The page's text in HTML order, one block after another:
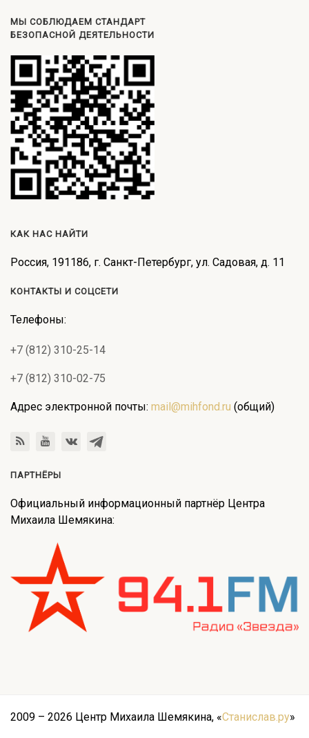
МЫ СОБЛЮДАЕМ СТАНДАРТ
БЕЗОПАСНОЙ ДЕЯТЕЛЬНОСТИ
КАК НАС НАЙТИ
Россия, 191186, г. Санкт-Петербург, ул. Садовая, д. 11
КОНТАКТЫ И СОЦСЕТИ
Телефоны:
+7 (812) 310-25-14
+7 (812) 310-02-75
Адрес электронной почты: mail@mihfond.ru (общий)
ПАРТНЁРЫ
Официальный информационный партнёр Центра
Михаила Шемякина:
2009 – 2026 Центр Михаила Шемякина, «Станислав.ру»